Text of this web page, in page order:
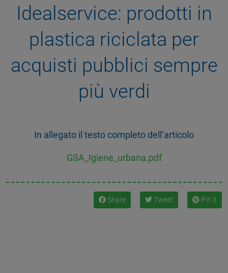
Idealservice: prodotti in
plastica riciclata per
acquisti pubblici sempre
più verdi
In allegato il testo completo dell’articolo
GSA_Igiene_urbana.pdf
Share Tweet Pin it